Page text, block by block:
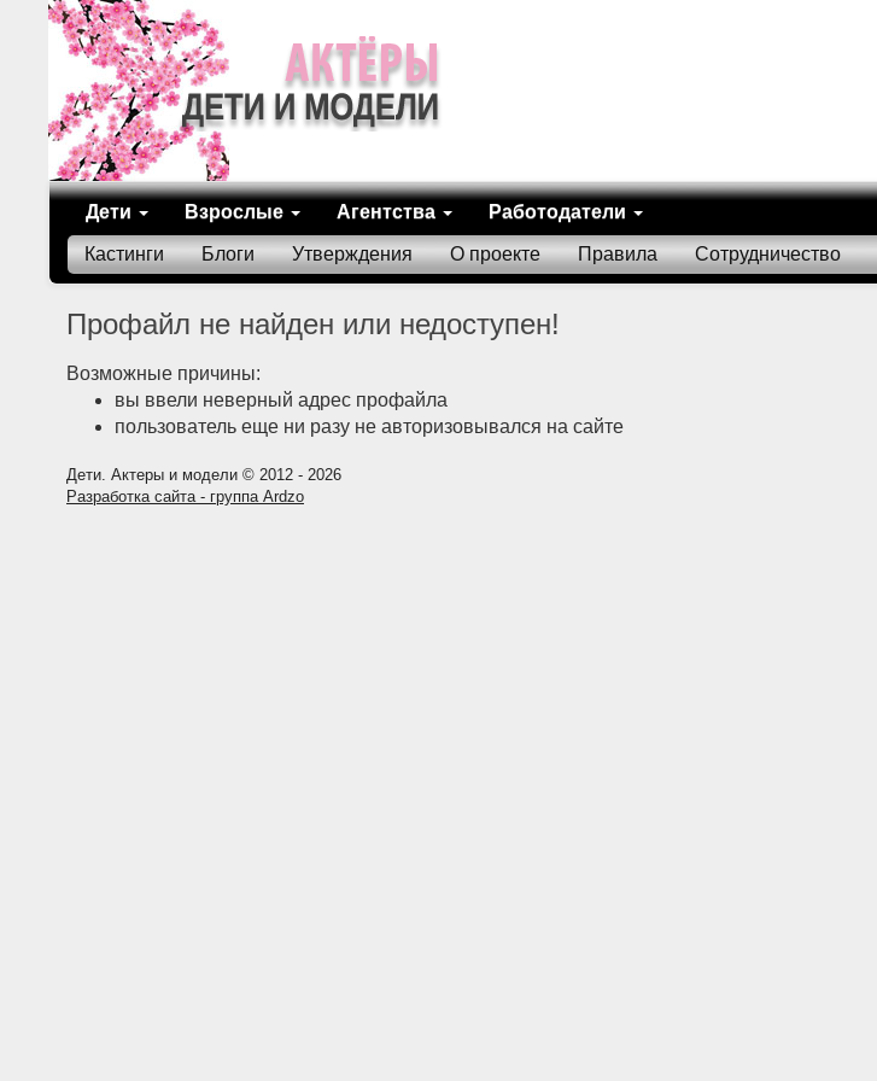
Дети Взрослые Агентства Работодатели
Кастинги Блоги Утверждения О проекте Правила Сотрудничество
Профайл не найден или недоступен!
Возможные причины:
вы ввели неверный адрес профайла
пользователь еще ни разу не авторизовывался на сайте
Дети. Актеры и модели © 2012 - 2026
Разработка сайта - группа Ardzo